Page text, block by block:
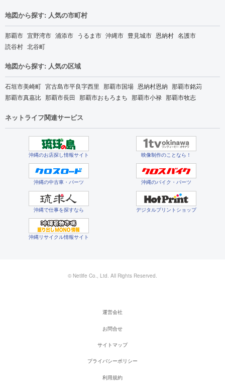
地図から探す: 人気の市町村
那覇市 宜野湾市 浦添市 うるま市 沖縄市 豊見城市 恩納村 名護市
読谷村 北谷町
地図から探す: 人気の区域
石垣市美崎町 宮古島市平良字西里 那覇市国場 恩納村恩納 那覇市銘苅
那覇市真嘉比 那覇市長田 那覇市おもろまち 那覇市小禄 那覇市牧志
ネットライフ関連サービス
沖縄のお店探し情報サイト 映像制作のことなら！
沖縄の中古車・パーツ 沖縄のバイク・パーツ
沖縄で仕事を探すなら デジタルプリントショップ
沖縄リサイクル情報サイト
© Netlife Co., Ltd. All Rights Reserved.
運営会社
お問合せ
サイトマップ
プライバシーポリシー
利用規約